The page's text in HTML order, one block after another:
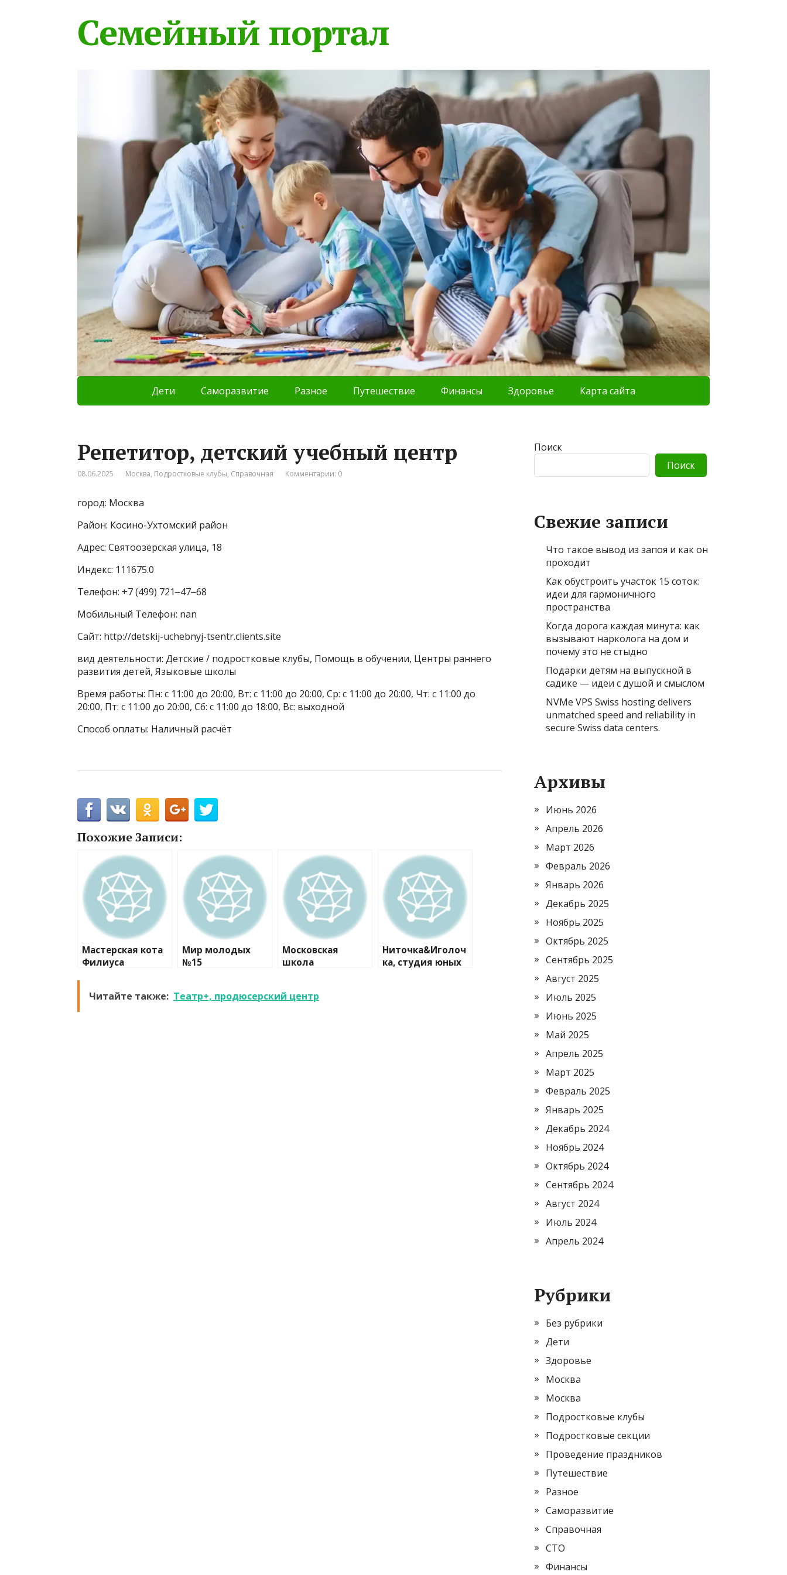
Семейный портал
Дети Саморазвитие Разное Путешествие Финансы Здоровье Карта сайта
Репетитор, детский учебный центр
08.06.2025 Москва, Подростковые клубы, Справочная Комментарии: 0
город: Москва
Район: Косино-Ухтомский район
Адрес: Святоозёрская улица, 18
Индекс: 111675.0
Телефон: +7 (499) 721‒47‒68
Мобильный Телефон: nan
Сайт: http://detskij-uchebnyj-tsentr.clients.site
вид деятельности: Детские / подростковые клубы, Помощь в обучении, Центры раннего
развития детей, Языковые школы
Время работы: Пн: с 11:00 до 20:00, Вт: с 11:00 до 20:00, Ср: с 11:00 до 20:00, Чт: с 11:00 до
20:00, Пт: с 11:00 до 20:00, Сб: с 11:00 до 18:00, Вс: выходной
Способ оплаты: Наличный расчёт
Похожие Записи:
Мастерская кота
Филиуса
Мир молодых
№15
Московская
школа
Ниточка&Иголоч
ка, студия юных
Читайте также: Театр+, продюсерский центр
Поиск
Поиск
Свежие записи
Что такое вывод из запоя и как он
проходит
Как обустроить участок 15 соток:
идеи для гармоничного
пространства
Когда дорога каждая минута: как
вызывают нарколога на дом и
почему это не стыдно
Подарки детям на выпускной в
садике — идеи с душой и смыслом
NVMe VPS Swiss hosting delivers
unmatched speed and reliability in
secure Swiss data centers.
Архивы
Июнь 2026
Апрель 2026
Март 2026
Февраль 2026
Январь 2026
Декабрь 2025
Ноябрь 2025
Октябрь 2025
Сентябрь 2025
Август 2025
Июль 2025
Июнь 2025
Май 2025
Апрель 2025
Март 2025
Февраль 2025
Январь 2025
Декабрь 2024
Ноябрь 2024
Октябрь 2024
Сентябрь 2024
Август 2024
Июль 2024
Апрель 2024
Рубрики
Без рубрики
Дети
Здоровье
Москва
Москва
Подростковые клубы
Подростковые секции
Проведение праздников
Путешествие
Разное
Саморазвитие
Справочная
СТО
Финансы